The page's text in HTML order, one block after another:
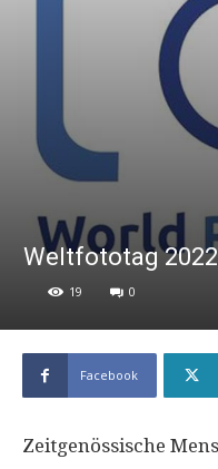
Weltfototag 2022
19 0
Facebook
Zeitgenössische